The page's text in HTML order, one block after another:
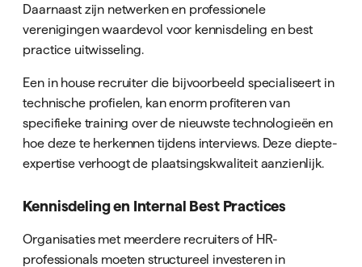
Daarnaast zijn netwerken en professionele
verenigingen waardevol voor kennisdeling en best
practice uitwisseling.
Een in house recruiter die bijvoorbeeld specialiseert in
technische profielen, kan enorm profiteren van
specifieke training over de nieuwste technologieën en
hoe deze te herkennen tijdens interviews. Deze diepte-
expertise verhoogt de plaatsingskwaliteit aanzienlijk.
Kennisdeling en Internal Best Practices
Organisaties met meerdere recruiters of HR-
professionals moeten structureel investeren in